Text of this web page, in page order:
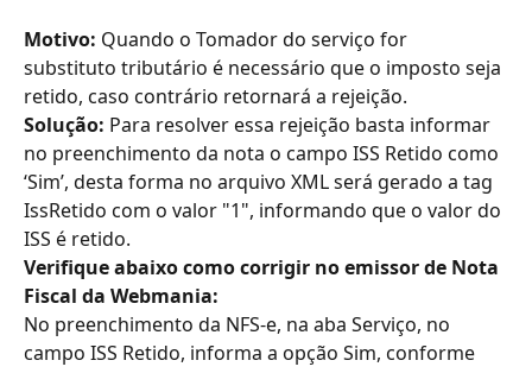
Motivo: Quando o Tomador do serviço for
substituto tributário é necessário que o imposto seja
retido, caso contrário retornará a rejeição.
Solução: Para resolver essa rejeição basta informar
no preenchimento da nota o campo ISS Retido como
‘Sim’, desta forma no arquivo XML será gerado a tag
IssRetido com o valor "1", informando que o valor do
ISS é retido.
Verifique abaixo como corrigir no emissor de Nota
Fiscal da Webmania:
No preenchimento da NFS-e, na aba Serviço, no
campo ISS Retido, informa a opção Sim, conforme